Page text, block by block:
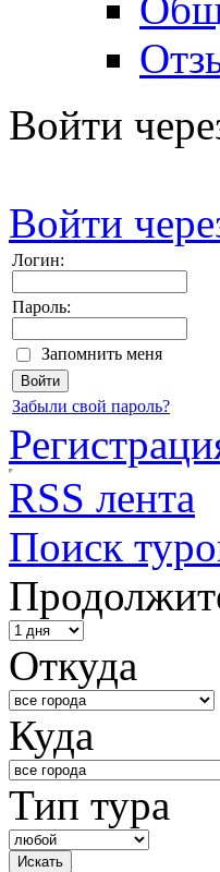
Войти
Войти
Логин:
Пароль:
Запомнить меня
Забыли свой пароль?
RSS лента
Поиск
Откуда
Куда
Тип тура